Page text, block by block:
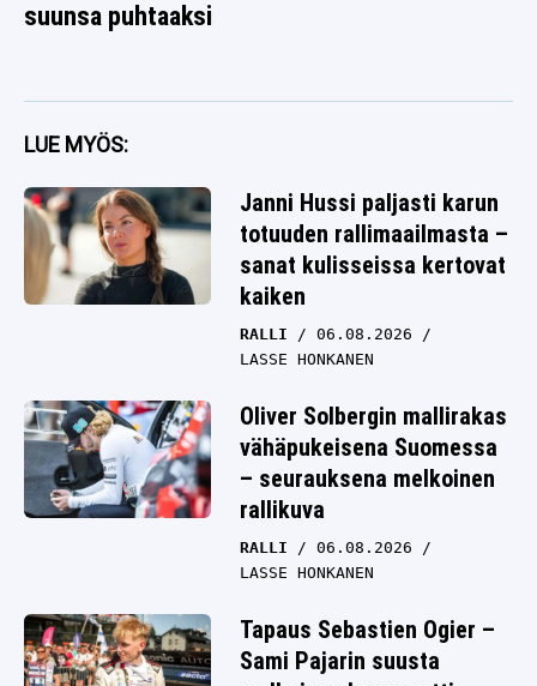
suunsa puhtaaksi
LUE MYÖS:
Janni Hussi paljasti karun
totuuden rallimaailmasta –
sanat kulisseissa kertovat
kaiken
RALLI
06.08.2026
LASSE HONKANEN
Oliver Solbergin mallirakas
vähäpukeisena Suomessa
– seurauksena melkoinen
rallikuva
RALLI
06.08.2026
LASSE HONKANEN
Tapaus Sebastien Ogier –
Sami Pajarin suusta